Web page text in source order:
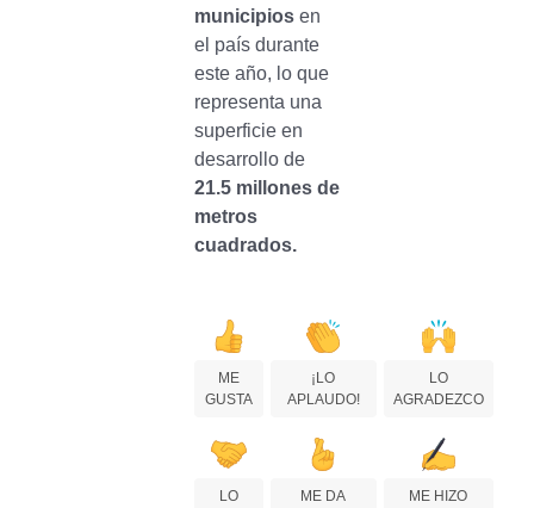
municipiosen
el país durante
este año, lo que
representa una
superficie en
desarrollo de
21.5 millones de
metros
cuadrados.
ME
GUSTA
¡LO
APLAUDO!
LO
AGRADEZCO
LO
ME DA
ME HIZO